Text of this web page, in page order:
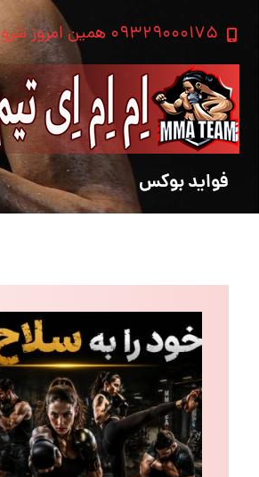
۰۹۳۲۹۰۰۰۱۷۵ همین امروز شروع کنید
فواید بوکس